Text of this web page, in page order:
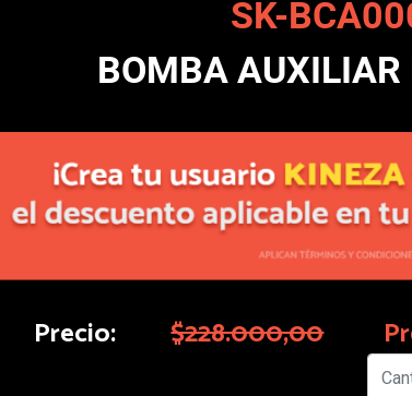
SK-
BOMBA AUXILIAR
Precio: $228.000,00